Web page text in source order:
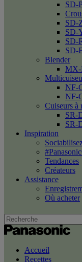
SD-
SD-
SD-
SD-
SD-
Blender
MX-
NF-
NF-
Cuiseurs à
SR-
SR-
Inspiration
Tendances
Créateurs
Assistance
Où acheter
Accueil
Recettes